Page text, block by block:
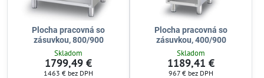
Plocha pracovná so
zásuvkou, 800/900
Skladom
1799,49 €
1463 € bez DPH
Plocha pracovná so
zásuvkou, 400/900
Skladom
1189,41 €
967 € bez DPH